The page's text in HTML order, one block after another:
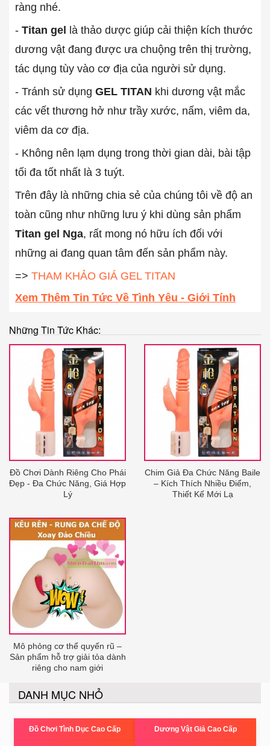
ràng nhé.
- Titan gel là thảo dược giúp cải thiện kích thước
dương vật đang được ưa chuộng trên thị trường,
tác dụng tùy vào cơ địa của người sử dụng.
- Tránh sử dụng GEL TITAN khi dương vật mắc
các vết thương hở như trầy xước, nấm, viêm da,
viêm da cơ địa.
- Không nên lạm dụng trong thời gian dài, bài tập
tối đa tốt nhất là 3 tuýt.
Trên đây là những chia sẻ của chúng tôi về độ an
toàn cũng như những lưu ý khi dùng sản phẩm
Titan gel Nga, rất mong nó hữu ích đối với
những ai đang quan tâm đến sản phẩm này.
=> THAM KHẢO GIÁ GEL TITAN
Xem Thêm Tin Tức Về Tình Yêu - Giới Tính
Những Tin Tức Khác:
Đồ Chơi Dành Riêng Cho Phái
Đẹp - Đa Chức Năng, Giá Hợp
Lý
Chim Giả Đa Chức Năng Baile
– Kích Thích Nhiều Điểm,
Thiết Kế Mới Lạ
Mô phỏng cơ thể quyến rũ –
Sản phẩm hỗ trợ giải tỏa dành
riêng cho nam giới
DANH MỤC NHỎ
Đồ Chơi Tình Dục Cao Cấp Dương Vật Giả Cao Cấp